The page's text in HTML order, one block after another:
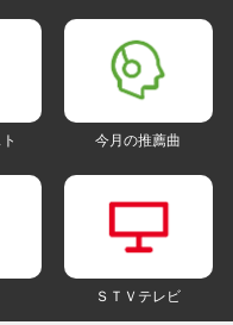
今月の推薦曲
ＳＴＶテレビ